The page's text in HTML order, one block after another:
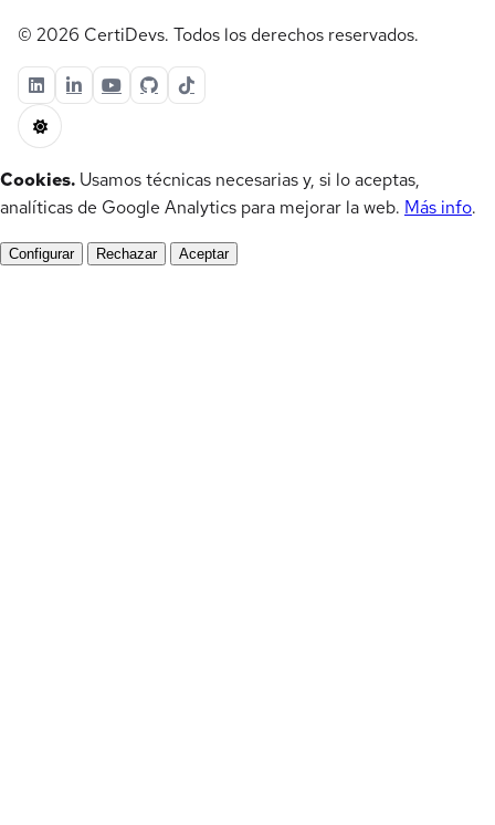
© 2026 CertiDevs. Todos los derechos reservados.
Cookies. Usamos técnicas necesarias y, si lo aceptas,
analíticas de Google Analytics para mejorar la web. Más info.
Configurar Rechazar Aceptar